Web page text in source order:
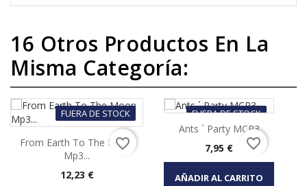
16 Otros Productos En La
Misma Categoría:
FUERA DE STOCK
From Earth To The Moon
Mp3...
Precio
12,23 €
favorite_border
FUERA DE STOCK
Ants ´ Party MCR3
Precio
7,95 €
AÑADIR AL CARRITO
favorite_border